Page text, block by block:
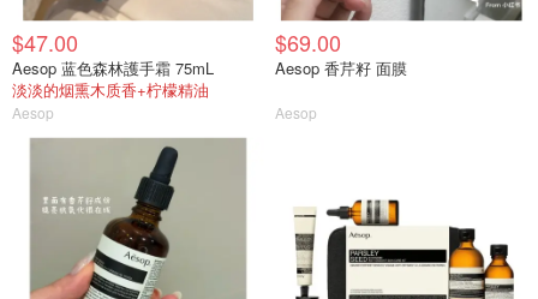
$47.00
Aesop 蓝色森林護手霜 75mL
淡淡的烟熏木质香+柠檬精油
Aesop
$69.00
Aesop 香芹籽 面膜
Aesop